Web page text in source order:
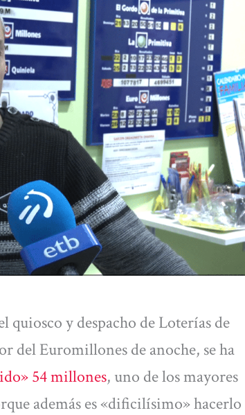
quiosco y despacho de Loterías de
del Euromillones de anoche, se ha
54 millones, uno de los mayores
además es «dificilísimo» hacerlo